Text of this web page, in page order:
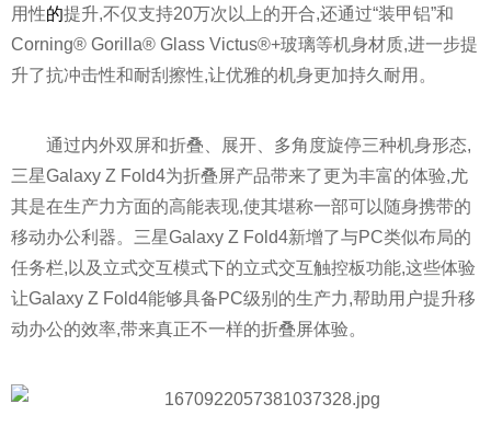
用性的提升,不仅支持20万次以上的开合,还通过“装甲铝”和
Corning® Gorilla® Glass Victus®+玻璃等机身材质,进一步提
升了抗冲击性和耐刮擦性,让优雅的机身更加持久耐用。
通过内外双屏和折叠、展开、多角度旋停三种机身形态,
三星Galaxy Z Fold4为折叠屏产品带来了更为丰富的体验,尤
其是在生产力方面的高能表现,使其堪称一部可以随身携带的
移动办公利器。三星Galaxy Z Fold4新增了与PC类似布局的
任务栏,以及立式交互模式下的立式交互触控板功能,这些体验
让Galaxy Z Fold4能够具备PC级别的生产力,帮助用户提升移
动办公的效率,带来真正不一样的折叠屏体验。